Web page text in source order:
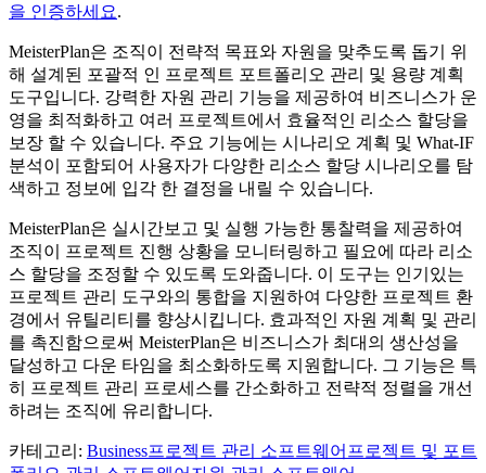
을 인증하세요.
MeisterPlan은 조직이 전략적 목표와 자원을 맞추도록 돕기 위
해 설계된 포괄적 인 프로젝트 포트폴리오 관리 및 용량 계획
도구입니다. 강력한 자원 관리 기능을 제공하여 비즈니스가 운
영을 최적화하고 여러 프로젝트에서 효율적인 리소스 할당을
보장 할 수 있습니다. 주요 기능에는 시나리오 계획 및 What-IF
분석이 포함되어 사용자가 다양한 리소스 할당 시나리오를 탐
색하고 정보에 입각 한 결정을 내릴 수 있습니다.
MeisterPlan은 실시간보고 및 실행 가능한 통찰력을 제공하여
조직이 프로젝트 진행 상황을 모니터링하고 필요에 따라 리소
스 할당을 조정할 수 있도록 도와줍니다. 이 도구는 인기있는
프로젝트 관리 도구와의 통합을 지원하여 다양한 프로젝트 환
경에서 유틸리티를 향상시킵니다. 효과적인 자원 계획 및 관리
를 촉진함으로써 MeisterPlan은 비즈니스가 최대의 생산성을
달성하고 다운 타임을 최소화하도록 지원합니다. 그 기능은 특
히 프로젝트 관리 프로세스를 간소화하고 전략적 정렬을 개선
하려는 조직에 유리합니다.
카테고리 : Business프로젝트 관리 소프트웨어 프로젝트 및 포트